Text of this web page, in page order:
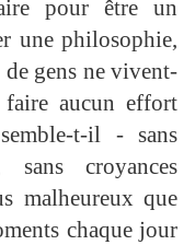
pour être un
une philosophie,
gens ne vivent-
aucun effort
t-il - sans
sans croyances
malheureux que
chaque jour